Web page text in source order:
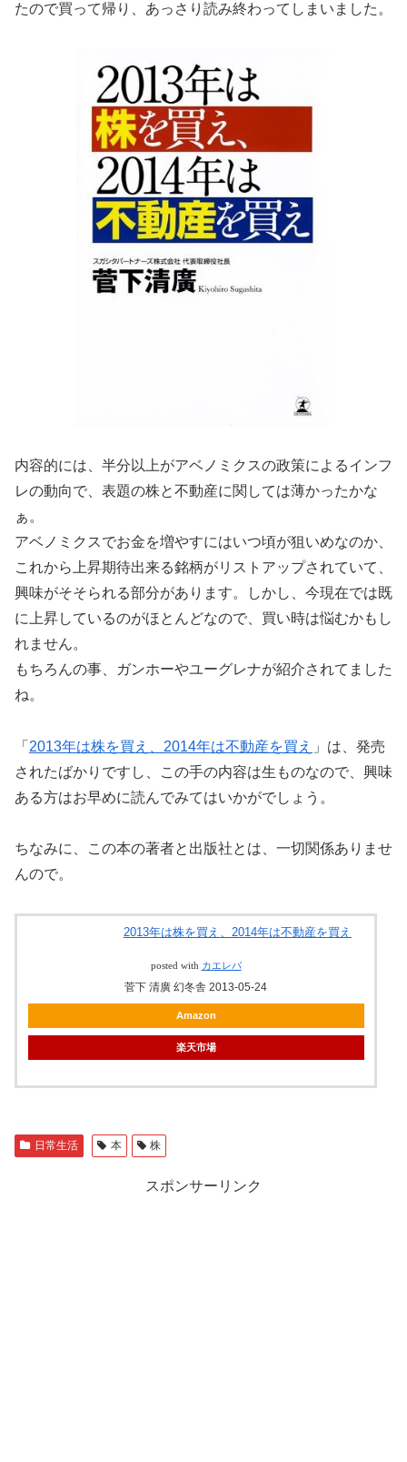
たので買って帰り、あっさり読み終わってしまいました。
内容的には、半分以上がアベノミクスの政策によるインフ
レの動向で、表題の株と不動産に関しては薄かったかな
ぁ。
アベノミクスでお金を増やすにはいつ頃が狙いめなのか、
これから上昇期待出来る銘柄がリストアップされていて、
興味がそそられる部分があります。しかし、今現在では既
に上昇しているのがほとんどなので、買い時は悩むかもし
れません。
もちろんの事、ガンホーやユーグレナが紹介されてました
ね。
「 2013年は株を買え、2014年は不動産を買え
」は、発売
されたばかりですし、この手の内容は生ものなので、興味
ある方はお早めに読んでみてはいかがでしょう。
ちなみに、この本の著者と出版社とは、一切関係ありませ
んので。
2013年は株を買え、2014年は不動産を買え
posted with カエレバ
菅下 清廣 幻冬舎 2013-05-24
Amazon
楽天市場
日常生活 本 株
スポンサーリンク